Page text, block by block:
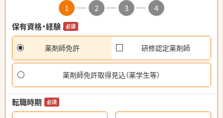
1 2 3
4
保有資格・経験
必須
薬剤師免許 研修認定薬剤師
薬剤師免許取得見込（薬学生等）
転職時期 必須